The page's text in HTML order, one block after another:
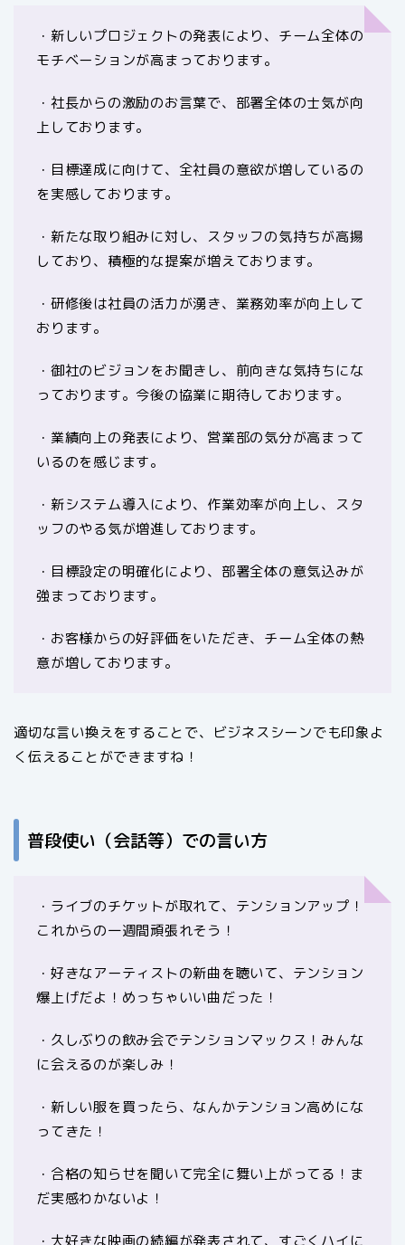
・新しいプロジェクトの発表により、チーム全体の
モチベーションが高まっております。
・社長からの激励のお言葉で、部署全体の士気が向
上しております。
・目標達成に向けて、全社員の意欲が増しているの
を実感しております。
・新たな取り組みに対し、スタッフの気持ちが高揚
しており、積極的な提案が増えております。
・研修後は社員の活力が湧き、業務効率が向上して
おります。
・御社のビジョンをお聞きし、前向きな気持ちにな
っております。今後の協業に期待しております。
・業績向上の発表により、営業部の気分が高まって
いるのを感じます。
・新システム導入により、作業効率が向上し、スタ
ッフのやる気が増進しております。
・目標設定の明確化により、部署全体の意気込みが
強まっております。
・お客様からの好評価をいただき、チーム全体の熱
意が増しております。
適切な言い換えをすることで、ビジネスシーンでも印象よ
く伝えることができますね！
普段使い（会話等）での言い方
・ライブのチケットが取れて、テンションアップ！
これからの一週間頑張れそう！
・好きなアーティストの新曲を聴いて、テンション
爆上げだよ！めっちゃいい曲だった！
・久しぶりの飲み会でテンションマックス！みんな
に会えるのが楽しみ！
・新しい服を買ったら、なんかテンション高めにな
ってきた！
・合格の知らせを聞いて完全に舞い上がってる！ま
だ実感わかないよ！
・大好きな映画の続編が発表されて、すごくハイに